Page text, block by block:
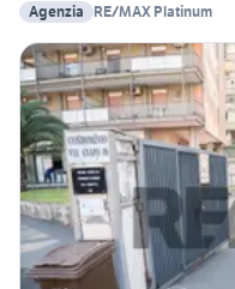
Agenzia
RE/MAX Platinum